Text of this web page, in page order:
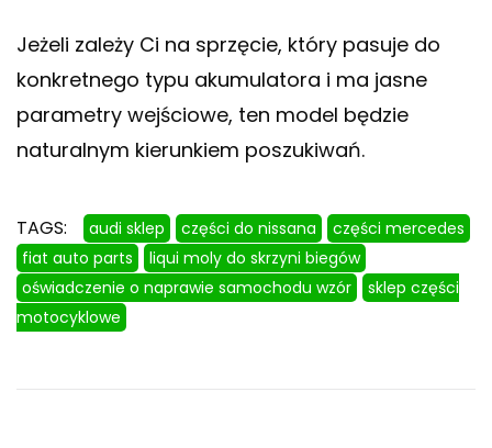
Jeżeli zależy Ci na sprzęcie, który pasuje do
konkretnego typu akumulatora i ma jasne
parametry wejściowe, ten model będzie
naturalnym kierunkiem poszukiwań.
TAGS: audi sklep części do nissana
części mercedes
fiat auto parts
liqui moly do skrzyni biegów
oświadczenie o naprawie samochodu wzór
sklep części
motocyklowe